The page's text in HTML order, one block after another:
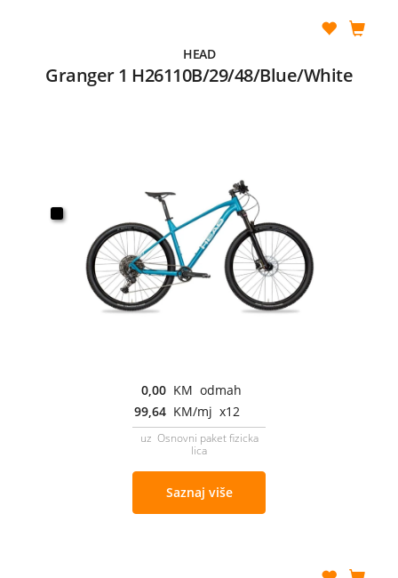
HEAD
Granger 1 H26110B/29/48/Blue/White
0,00 KM odmah
99,64 KM/mj x12
uz Osnovni paket fizicka
lica
Saznaj više